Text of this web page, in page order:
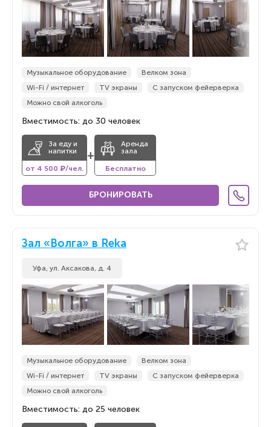
Музыкальное оборудование
Велком зона
Wi-Fi / интернет
TV экраны
С запуском фейерверка
Можно свой алкоголь
Вместимость: до 30 человек
За еду и
напитки
от 4 500 ₽/чел.
+
Аренда
зала
Бесплатно
БРОНИРОВАТЬ
Зал «Волга» в Reka
Уфа, ул. Аксакова, д. 4
Музыкальное оборудование
Велком зона
Wi-Fi / интернет
TV экраны
С запуском фейерверка
Можно свой алкоголь
Вместимость: до 25 человек